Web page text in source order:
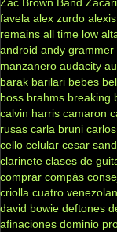
favela alex zurdo
remains all time low
android andy grammer
manzanero audacity
barak barilari bebes
boss brahms breaking
calvin harris camaron
rusas carla bruni
cello celular cesar
clarinete clases de
comprar compás
criolla cuatro
david bowie deftones
afinaciones dominio